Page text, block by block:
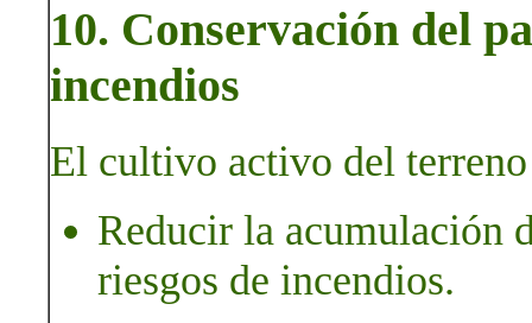
10. Conservación del
incendios
El cultivo activo del
Reducir la acumulación
riesgos de incendios.